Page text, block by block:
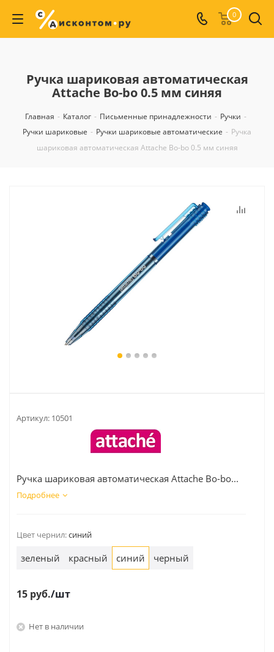
0
Ручка шариковая автоматическая
Attache Bo-bo 0.5 мм синяя
Главная - Каталог - Письменные принадлежности - Ручки -
Ручки шариковые - Ручки шариковые автоматические - Ручка
шариковая автоматическая Attache Bo-bo 0.5 мм синяя
Артикул: 10501
Ручка шариковая автоматическая Attache Bo-bo...
Подробнее
Цвет чернил:синий
зеленый красный синий черный
15 руб./шт
Нет в наличии